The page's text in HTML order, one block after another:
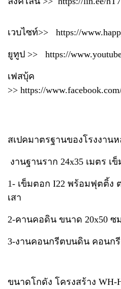
เวบไซท์>> https://
ยูทูป >> https://
เฟสบุ้ค
>> https://
สเปคมาตรฐานของโรงงาน
งานฐานราก 24x35 เมตร
1- เข็มตอก I22 พร้อมฟุตติ้ง
เสา
2-คานคอดิน ขนาด 20x50 ซ
3-งานคอนกรีตบนดิน คอนก
ขนาดโกดัง โครงสร้าง WH-